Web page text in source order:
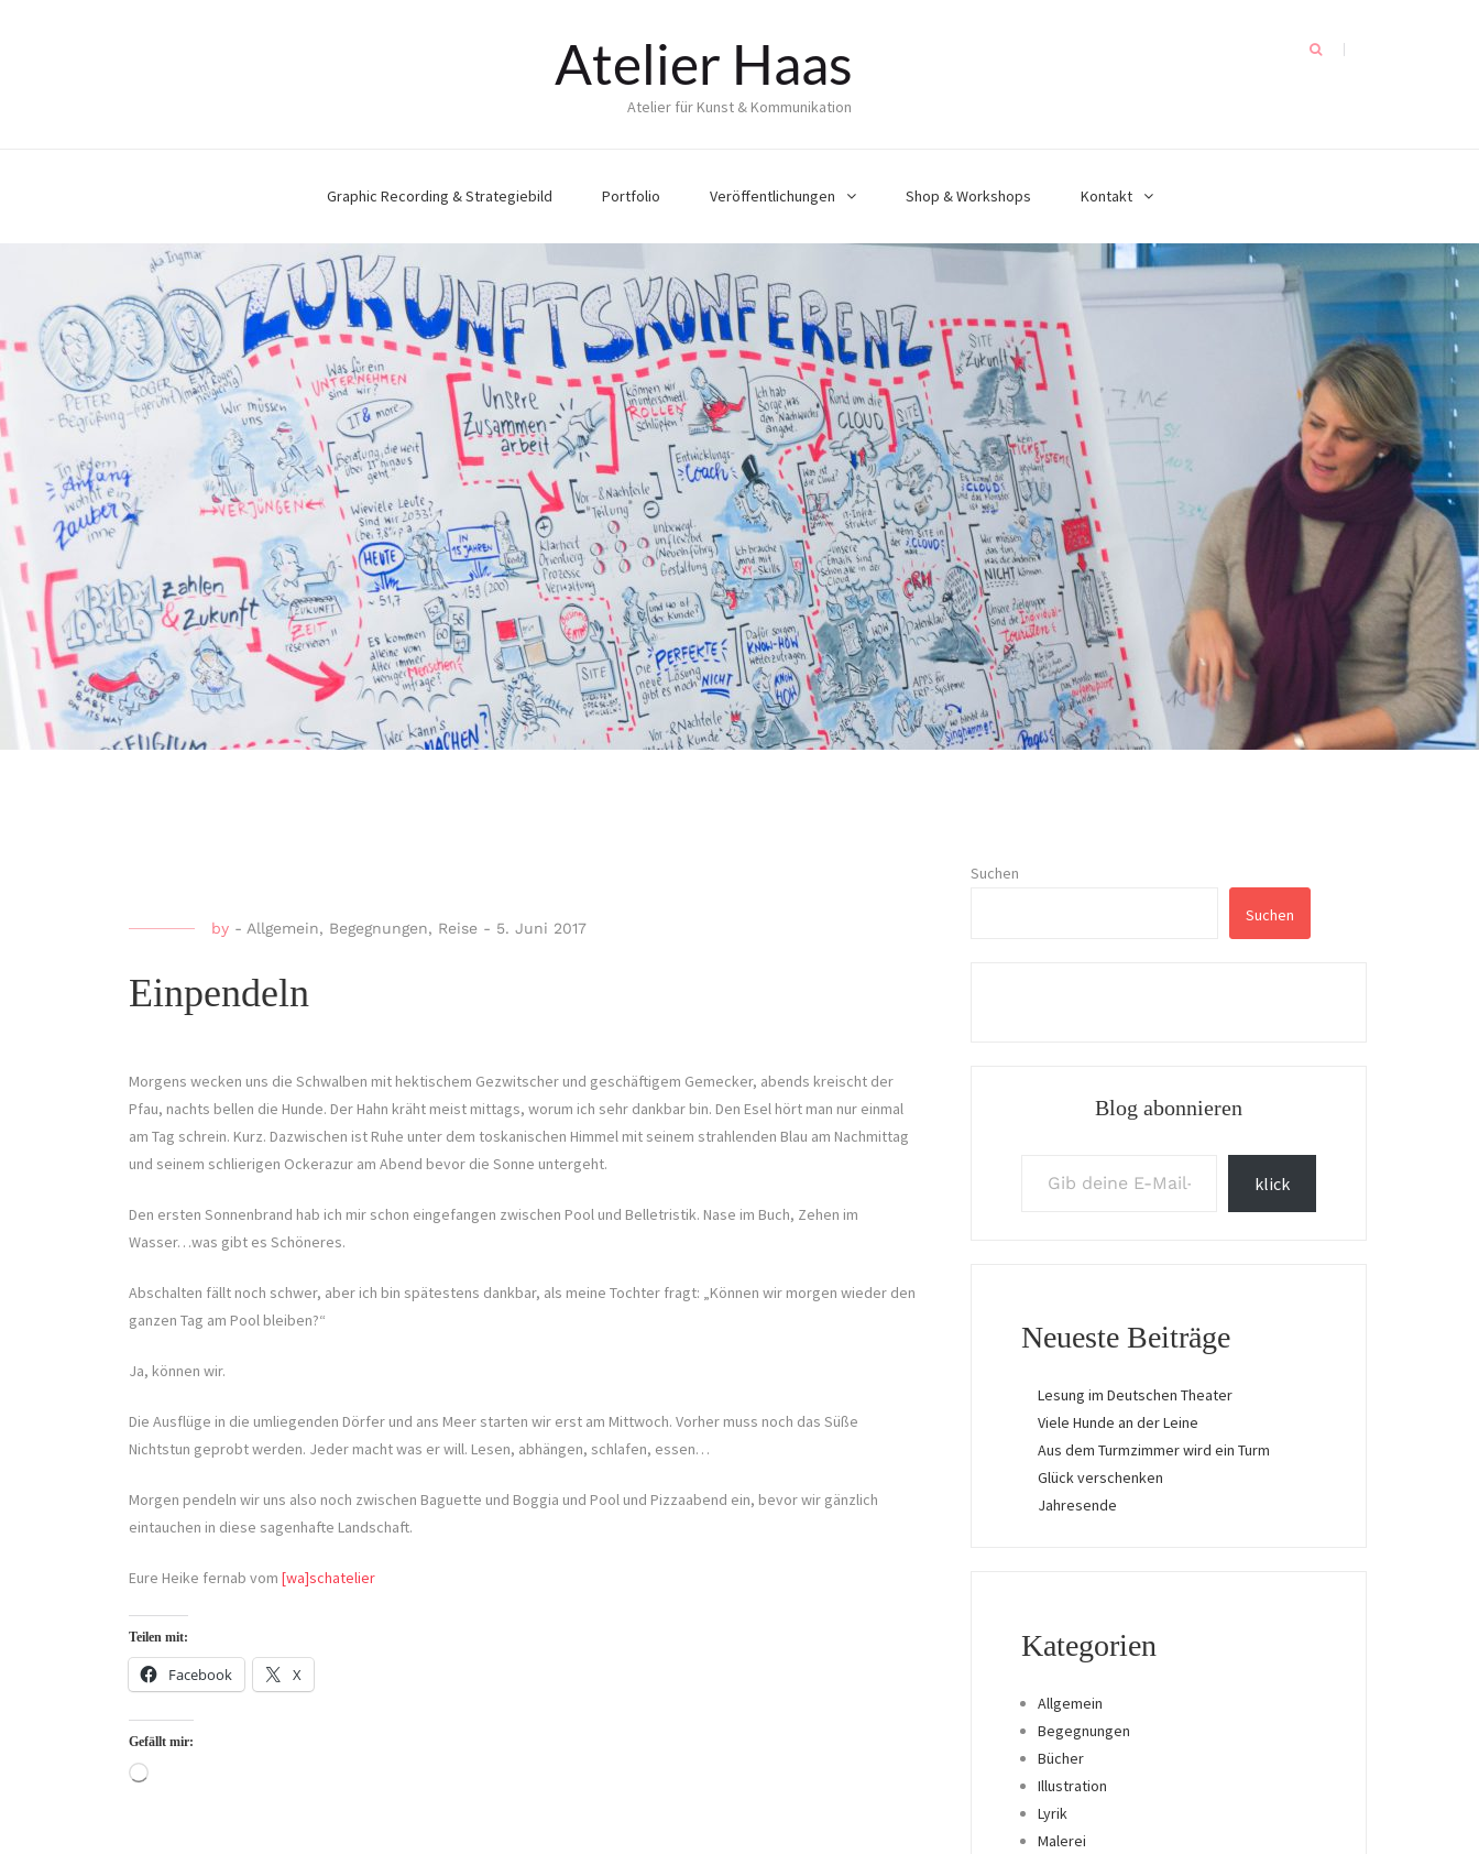
Atelier Haas
Atelier für Kunst & Kommunikation
Graphic Recording & Strategiebild Portfolio Veröffentlichungen Shop & Workshops Kontakt
by - Allgemein, Begegnungen, Reise - 5. Juni 2017
Einpendeln
Morgens wecken uns die Schwalben mit hektischem Gezwitscher und geschäftigem Gemecker, abends kreischt der
Pfau, nachts bellen die Hunde. Der Hahn kräht meist mittags, worum ich sehr dankbar bin. Den Esel hört man nur einmal
am Tag schrein. Kurz. Dazwischen ist Ruhe unter dem toskanischen Himmel mit seinem strahlenden Blau am Nachmittag
und seinem schlierigen Ockerazur am Abend bevor die Sonne untergeht.
Den ersten Sonnenbrand hab ich mir schon eingefangen zwischen Pool und Belletristik. Nase im Buch, Zehen im
Wasser…was gibt es Schöneres.
Abschalten fällt noch schwer, aber ich bin spätestens dankbar, als meine Tochter fragt: „Können wir morgen wieder den
ganzen Tag am Pool bleiben?“
Ja, können wir.
Die Ausflüge in die umliegenden Dörfer und ans Meer starten wir erst am Mittwoch. Vorher muss noch das Süße
Nichtstun geprobt werden. Jeder macht was er will. Lesen, abhängen, schlafen, essen…
Morgen pendeln wir uns also noch zwischen Baguette und Boggia und Pool und Pizzaabend ein, bevor wir gänzlich
eintauchen in diese sagenhafte Landschaft.
Eure Heike fernab vom [wa]schatelier
Teilen mit:
Facebook X
Gefällt mir:
Wird
Suchen
Suchen
Blog abonnieren
klick
Neueste Beiträge
Lesung im Deutschen Theater
Viele Hunde an der Leine
Aus dem Turmzimmer wird ein Turm
Glück verschenken
Jahresende
Kategorien
Allgemein
Begegnungen
Bücher
Illustration
Lyrik
Malerei